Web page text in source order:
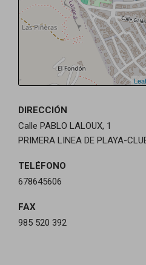
DIRECCIÓN
Calle PABLO LALOUX, 1
PRIMERA LINEA DE PLAYA-
TELÉFONO
678645606
FAX
985 520 392